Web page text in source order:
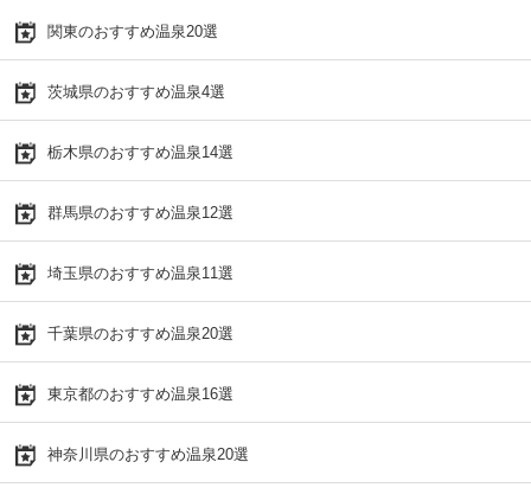
関東のおすすめ温泉20選
茨城県のおすすめ温泉4選
栃木県のおすすめ温泉14選
群馬県のおすすめ温泉12選
埼玉県のおすすめ温泉11選
千葉県のおすすめ温泉20選
東京都のおすすめ温泉16選
神奈川県のおすすめ温泉20選